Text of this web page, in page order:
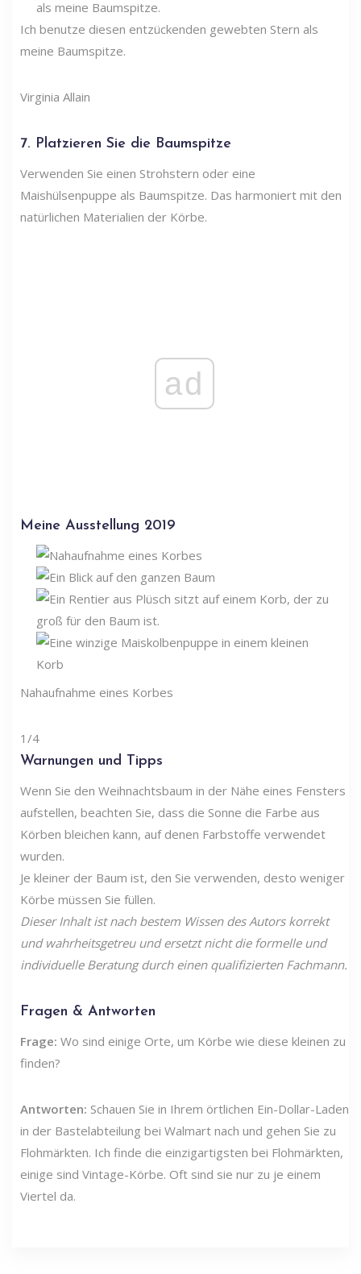
Ich benutze diesen entzückenden gewebten Stern als
meine Baumspitze.
Virginia Allain
7. Platzieren Sie die Baumspitze
Verwenden Sie einen Strohstern oder eine
Maishülsenpuppe als Baumspitze. Das harmoniert mit den
natürlichen Materialien der Körbe.
ad
Meine Ausstellung 2019
Nahaufnahme eines Korbes
1/4
Warnungen und Tipps
Wenn Sie den Weihnachtsbaum in der Nähe eines Fensters
aufstellen, beachten Sie, dass die Sonne die Farbe aus
Körben bleichen kann, auf denen Farbstoffe verwendet
wurden.
Je kleiner der Baum ist, den Sie verwenden, desto weniger
Körbe müssen Sie füllen.
Dieser Inhalt ist nach bestem Wissen des Autors korrekt
und wahrheitsgetreu und ersetzt nicht die formelle und
individuelle Beratung durch einen qualifizierten Fachmann.
Fragen & Antworten
Frage: Wo sind einige Orte, um Körbe wie diese kleinen zu
finden?
Antworten: Schauen Sie in Ihrem örtlichen Ein-Dollar-Laden
in der Bastelabteilung bei Walmart nach und gehen Sie zu
Flohmärkten. Ich finde die einzigartigsten bei Flohmärkten,
einige sind Vintage-Körbe. Oft sind sie nur zu je einem
Viertel da.